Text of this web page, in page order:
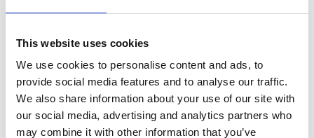
This website uses cookies
We use cookies to personalise content and ads, to
provide social media features and to analyse our traffic.
We also share information about your use of our site with
our social media, advertising and analytics partners who
may combine it with other information that you’ve